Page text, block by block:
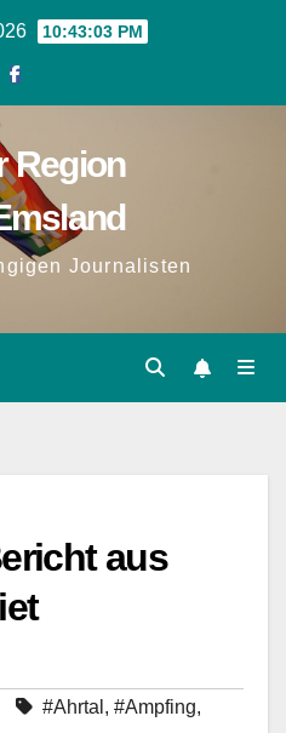
10:43:04 PM
Region
Journalisten
aus
#Ahrtal , #Ampfing,